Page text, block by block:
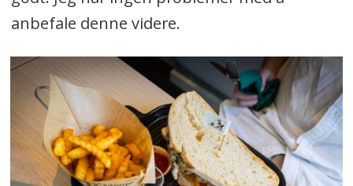
anbefale denne videre.